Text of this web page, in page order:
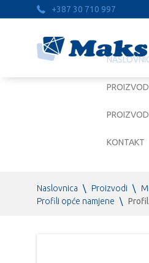
+387 30 710 997
KONTAKT
Naslovnica \ Proizvodi \
Profili opće namjene \